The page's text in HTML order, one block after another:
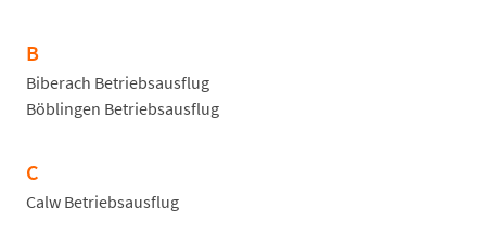
B
Biberach Betriebsausflug
Böblingen Betriebsausflug
C
Calw Betriebsausflug